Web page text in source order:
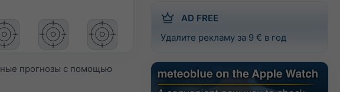
AD FREE
Удалите рекламу за 9 € в год
прогнозы с помощью